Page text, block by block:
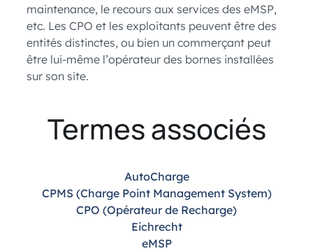
maintenance, le recours aux services des eMSP,
etc. Les CPO et les exploitants peuvent être des
entités distinctes, ou bien un commerçant peut
être lui-même l’opérateur des bornes installées
sur son site.
Termes associés
AutoCharge
CPMS (Charge Point Management System)
CPO (Opérateur de Recharge)
Eichrecht
eMSP